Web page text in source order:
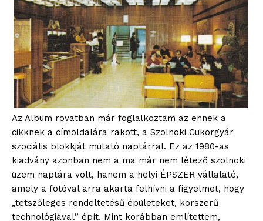
Az Album rovatban már foglalkoztam az ennek a
cikknek a címoldalára rakott, a Szolnoki Cukorgyár
szociális blokkját mutató naptárral. Ez az 1980-as
kiadvány azonban nem a ma már nem létező szolnoki
üzem naptára volt, hanem a helyi ÉPSZER vállalaté,
amely a fotóval arra akarta felhívni a figyelmet, hogy
„tetszőleges rendeltetésű épületeket, korszerű
technológiával” épít. Mint korábban említettem,